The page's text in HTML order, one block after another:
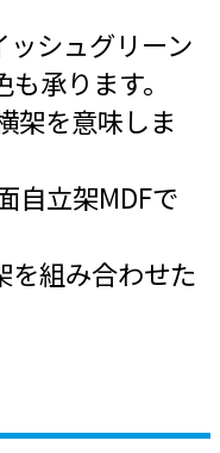
シュグリーン
承ります。
架を意味しま
自立架MDFで
を組み合わせた